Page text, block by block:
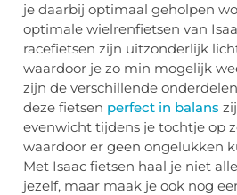
je daarbij optimaal geholpen
optimale wielrenfietsen van
racefietsen zijn uitzonderlijk
waardoor je zo min mogelijk
zijn de verschillende
deze fietsen perfect in balans
evenwicht tijdens je tochtje op
waardoor er geen ongelukken
Met Isaac fietsen haal je niet
jezelf, maar maak je ook nog